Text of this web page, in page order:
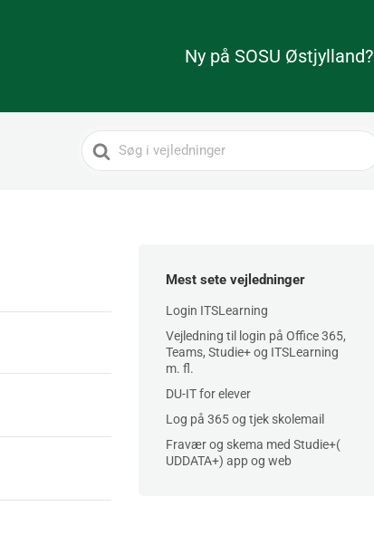
Ny på SOSU Østjylland?
Search
For
Mest sete vejledninger
Login ITSLearning
Vejledning til login på Office 365,
Teams, Studie+ og ITSLearning
m. fl.
DU-IT for elever
Log på 365 og tjek skolemail
Fravær og skema med Studie+(
UDDATA+) app og web